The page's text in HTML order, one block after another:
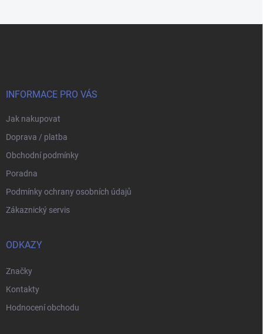
INFORMACE PRO VÁS
Jak nakupovat
Doprava / platba
Obchodní podmínky
Poradna
Podmínky ochrany osobních údajů
Zákaznický servis
ODKAZY
Značky
Kontakty
Hodnocení obchodu